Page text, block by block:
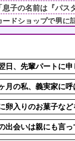
息子の名前は『パス
ードショップで男に
エストでシーフード
会場で他人の顔を
に軽く目覚めると起
私、義実家に呼ば
日、先輩パートに
月の私、義実家に
卵入りのお菓子な
出会いは親にも言